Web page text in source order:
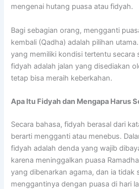
mengenai hutang puasa atau fidyah.
Bagi sebagian orang, mengganti
kembali (Qadha) adalah pilihan
yang memiliki kondisi tertentu secara
fidyah adalah jalan yang disediakan
tetap bisa meraih keberkahan.
Apa Itu Fidyah dan Mengapa Harus
Secara bahasa, fidyah berasal dari
berarti mengganti atau menebus.
fidyah adalah denda yang wajib
karena meninggalkan puasa
yang dibenarkan agama, dan ia tidak
menggantinya dengan puasa di hari